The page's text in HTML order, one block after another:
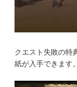
クエスト失敗の特
紙が入手できます。